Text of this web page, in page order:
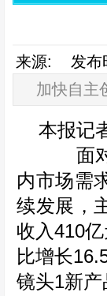
来源: 发布
加快自主
本报记
面对
内市场需
续发展，
收入410
比增长
镜头1新产